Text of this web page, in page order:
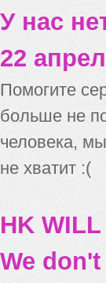
У нас
22
Помогите
больше не
человека,
не хватит :(
HK
We